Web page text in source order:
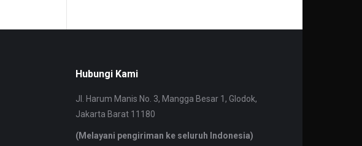
Hubungi Kami
Jl. Harum Manis No. 3, Mangga Besar 1, Glodok,
Jakarta Barat 11180
(Melayani pengiriman ke seluruh Indonesia)